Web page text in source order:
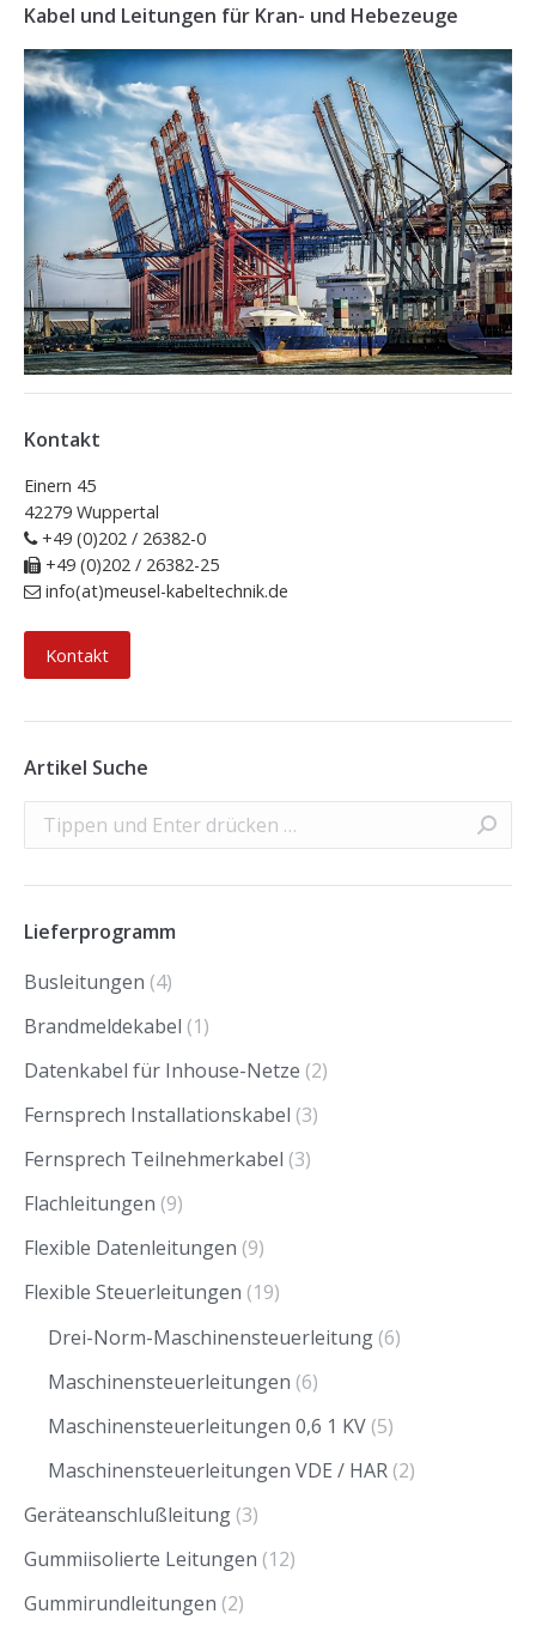
Kabel und Leitungen für Kran- und Hebezeuge
Kontakt
Einern 45
42279 Wuppertal
+49 (0)202 / 26382-0
+49 (0)202 / 26382-25
info(at)meusel-kabeltechnik.de
Kontakt
Artikel Suche
Search:
Lieferprogramm
Busleitungen (4)
Brandmeldekabel (1)
Datenkabel für Inhouse-Netze (2)
Fernsprech Installationskabel (3)
Fernsprech Teilnehmerkabel (3)
Flachleitungen (9)
Flexible Datenleitungen (9)
Flexible Steuerleitungen (19)
Drei-Norm-Maschinensteuerleitung (6)
Maschinensteuerleitungen (6)
Maschinensteuerleitungen 0,6 1 KV (5)
Maschinensteuerleitungen VDE / HAR (2)
Geräteanschlußleitung (3)
Gummiisolierte Leitungen (12)
Gummirundleitungen (2)